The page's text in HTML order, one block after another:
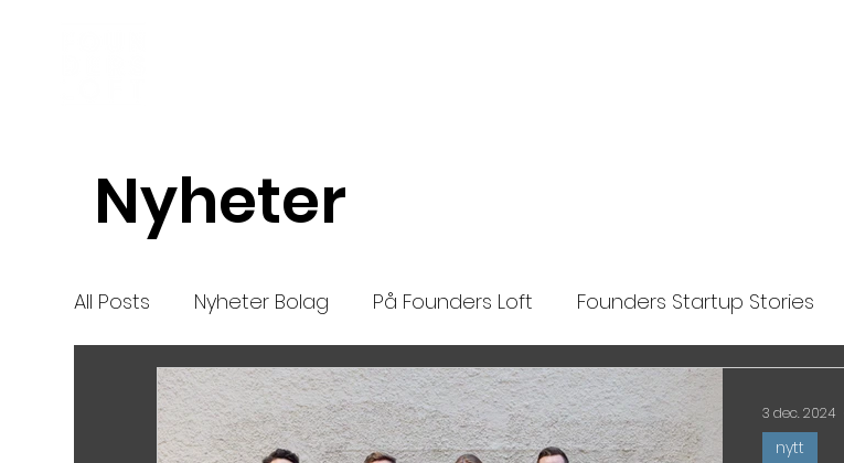
Nyheter
All Posts Nyheter Bolag På Founders Loft Founders Startup Stories
Nya bolag Mentor nytt Highlights
nytt
3 dec. 2024